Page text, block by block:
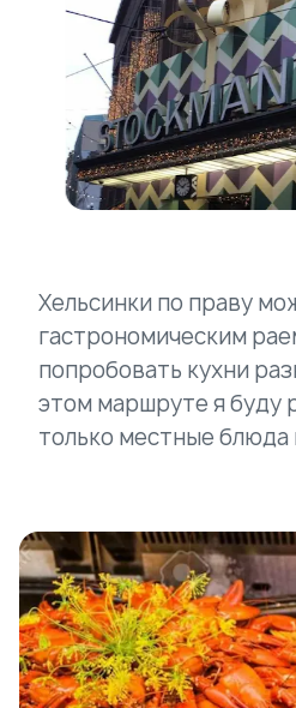
Хельсинки по праву
гастрономическим
попробовать кухни
этом маршруте я буду
только местные блюда